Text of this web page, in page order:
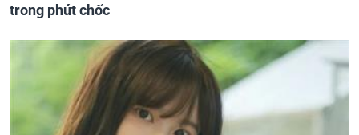
trong phút chốc